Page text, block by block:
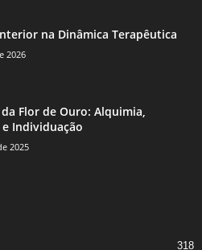
na Dinâmica Terapêutica
2026
Flor de Ouro: Alquimia,
Individuação
2025
318